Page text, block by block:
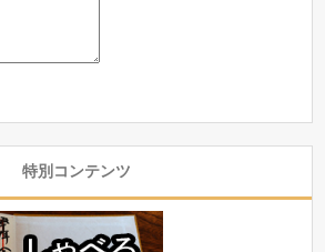
特別コンテンツ